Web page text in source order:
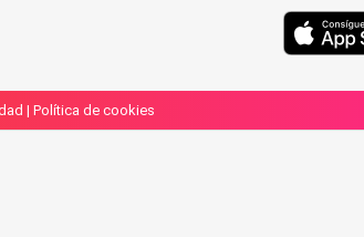
| Política de cookies